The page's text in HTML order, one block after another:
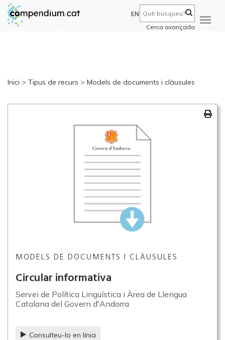
EN
Cerca avançada
Inici > Tipus de recurs > Models de documents i clàusules
MODELS DE DOCUMENTS I CLÀUSULES
Circular informativa
Servei de Política Lingüística i Àrea de Llengua
Catalana del Govern d'Andorra
Consulteu-lo en línia